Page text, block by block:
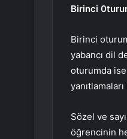
Birinci
Birinci
yabancı dil
oturumda
Sözel ve
öğrencinin